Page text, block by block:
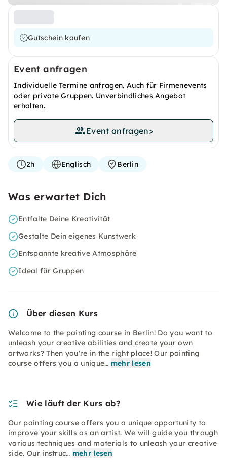
Gutschein kaufen
Event anfragen
Individuelle Termine anfragen. Auch für Firmenevents
oder private Gruppen. Unverbindliches Angebot
erhalten.
Event anfragen>
2h Englisch Berlin
Was erwartet Dich
Entfalte Deine Kreativität
Gestalte Dein eigenes Kunstwerk
Entspannte kreative Atmosphäre
Ideal für Gruppen
Über diesen Kurs
Welcome to the painting course in Berlin! Do you want to
unleash your creative abilities and create your own
artworks? Then you're in the right place! Our painting
course offers you a unique… mehr lesen
Wie läuft der Kurs ab?
Our painting course offers you a unique opportunity to
improve your skills as an artist. We will guide you through
various techniques and materials to unleash your creative
side. Our instruc… mehr lesen